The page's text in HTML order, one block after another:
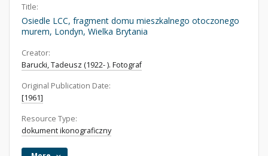
Title:
Osiedle LCC, fragment domu mieszkalnego otoczonego
murem, Londyn, Wielka Brytania
Creator:
Barucki, Tadeusz (1922- ). Fotograf
Original Publication Date:
[1961]
Resource Type:
dokument ikonograficzny